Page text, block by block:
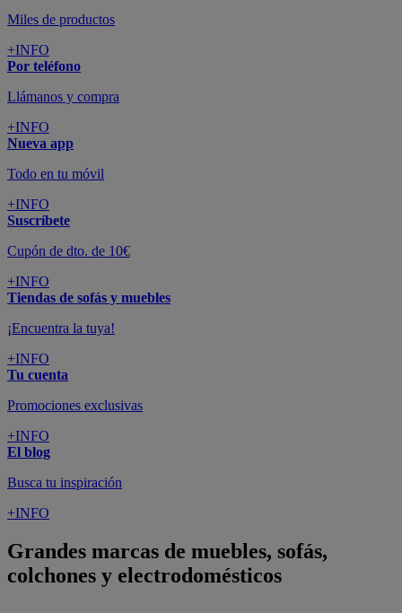
Miles de productos
+INFO
Por teléfono
Llámanos y compra
+INFO
Nueva app
Todo en tu móvil
+INFO
Suscríbete
Cupón de dto. de 10€
+INFO
Tiendas de sofás y muebles
¡Encuentra la tuya!
+INFO
Tu cuenta
Promociones exclusivas
+INFO
El blog
Busca tu inspiración
+INFO
Grandes marcas de muebles, sofás,
colchones y electrodomésticos